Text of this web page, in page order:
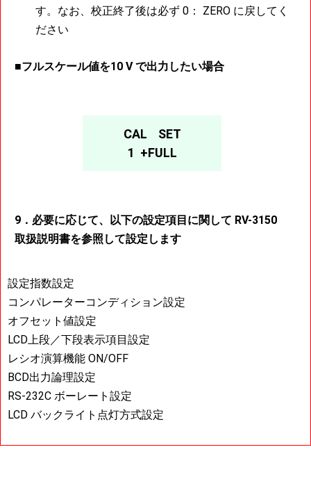
す。なお、校正終了後は必ず 0： ZERO に戻してく
ださい
■フルスケール値を10 V で出力したい場合
CAL SET
1 +FULL
9．必要に応じて、以下の設定項目に関して RV-3150
取扱説明書を参照して設定します
設定指数設定
コンパレーターコンディション設定
オフセット値設定
LCD上段／下段表示項目設定
レシオ演算機能 ON/OFF
BCD出力論理設定
RS-232C ボーレート設定
LCD バックライト点灯方式設定